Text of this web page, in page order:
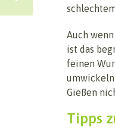
Auch
ist das
feinen
umwickeln
Gießen
Tipps